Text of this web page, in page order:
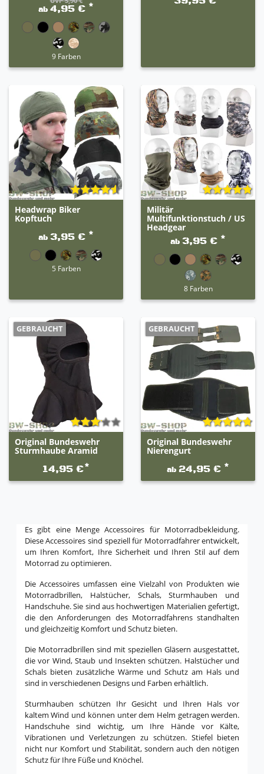
ab 4,95 € *
9 Farben
Headwrap Biker
Kopftuch
ab 3,95 € *
5 Farben
Militär
Multifunktionstuch / US
Headgear
ab 3,95 € *
8 Farben
GEBRAUCHT
Original Bundeswehr
Sturmhaube Aramid
14,95 €*
GEBRAUCHT
Original Bundeswehr
Nierengurt
ab 24,95 € *
Es gibt eine Menge Accessoires für Motorradbekleidung.
Diese Accessoires sind speziell für Motorradfahrer entwickelt,
um Ihren Komfort, Ihre Sicherheit und Ihren Stil auf dem
Motorrad zu optimieren.
Die Accessoires umfassen eine Vielzahl von Produkten wie
Motorradbrillen, Halstücher, Schals, Sturmhauben und
Handschuhe. Sie sind aus hochwertigen Materialien gefertigt,
die den Anforderungen des Motorradfahrens standhalten
und gleichzeitig Komfort und Schutz bieten.
Die Motorradbrillen sind mit speziellen Gläsern ausgestattet,
die vor Wind, Staub und Insekten schützen. Halstücher und
Schals bieten zusätzliche Wärme und Schutz am Hals und
sind in verschiedenen Designs und Farben erhältlich.
Sturmhauben schützen Ihr Gesicht und Ihren Hals vor
kaltem Wind und können unter dem Helm getragen werden.
Handschuhe sind wichtig, um Ihre Hände vor Kälte,
Vibrationen und Verletzungen zu schützen. Stiefel bieten
nicht nur Komfort und Stabilität, sondern auch den nötigen
Schutz für Ihre Füße und Knöchel.